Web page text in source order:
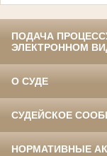
ПОДАЧА
ЭЛЕКТРОННОМ
О СУДЕ
СУДЕЙСКОЕ
НОРМАТИВНЫЕ